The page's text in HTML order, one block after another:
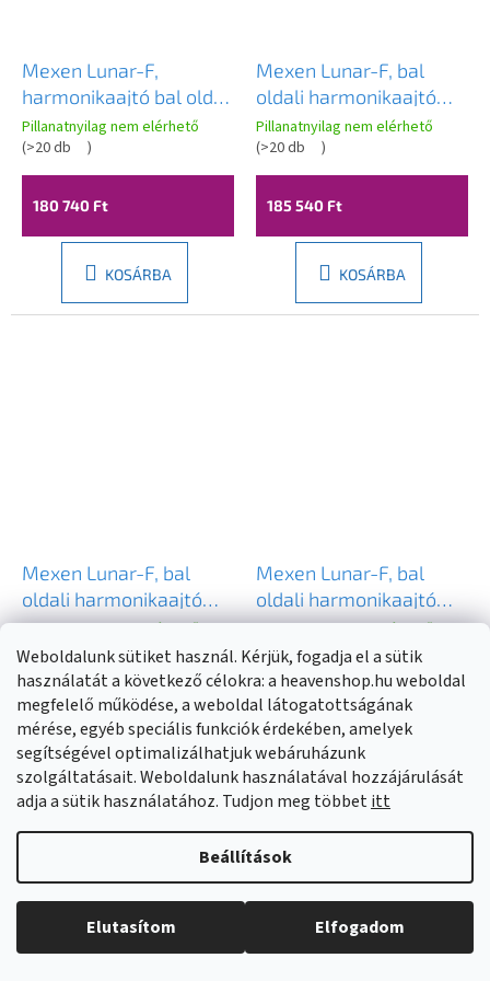
Weboldalunk sütiket használ. Kérjük, fogadja el a sütik
használatát a következő célokra: a heavenshop.hu weboldal
megfelelő működése, a weboldal látogatottságának
mérése, egyéb speciális funkciók érdekében, amelyek
segítségével optimalizálhatjuk webáruházunk
szolgáltatásait. Weboldalunk használatával hozzájárulását
adja a sütik használatához. Tudjon meg többetitt
Beállítások
Elutasítom Elfogadom
Mexen Lunar-F,
harmonikaajtó bal oldali
zuhanyhoz 140 cm, 8
mm-es átlátszó üveg,
fehér profil, 836S-140-
050-20-00-L
Pillanatnyilag nem elérhető
(>20 db )
180 740 Ft
KOSÁRBA
Mexen Lunar-F, bal
oldali harmonikaajtó
135 cm, átlátszó üveg,
arany profil, 836S-135-
050-50-00-L
Pillanatnyilag nem elérhető
(>20 db )
185 540 Ft
KOSÁRBA
Mexen Lunar-F, bal
oldali harmonikaajtó
zuhanykabinhoz 135 cm,
8 mm-es átlátszó üveg,
matt arany profil, 836S-
135-050-55-00-L
Pillanatnyilag nem elérhető
(>20 db )
185 540 Ft
KOSÁRBA
Mexen Lunar-F, bal
oldali harmonikaajtó
zuhanykabinhoz 135 cm,
8 mm-es átlátszó üveg,
acélprofil, 836S-135-
050-97-00-L
Pillanatnyilag nem elérhető
(>20 db )
187 960 Ft
KOSÁRBA